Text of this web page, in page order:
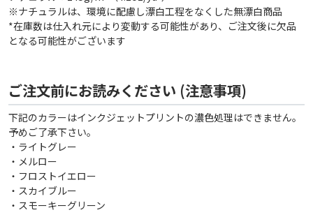
※ナチュラルは、環境に配慮し漂白工程をなくした無漂白商品
*在庫数は仕入れ元により変動する可能性があり、ご注文後に欠品
となる可能性がございます
ご注文前にお読みください (注意事項)
下記のカラーはインクジェットプリントの濃色処理はできません。
予めご了承下さい。
・ライトグレー
・メルロー
・フロストイエロー
・スカイブルー
・スモーキーグリーン